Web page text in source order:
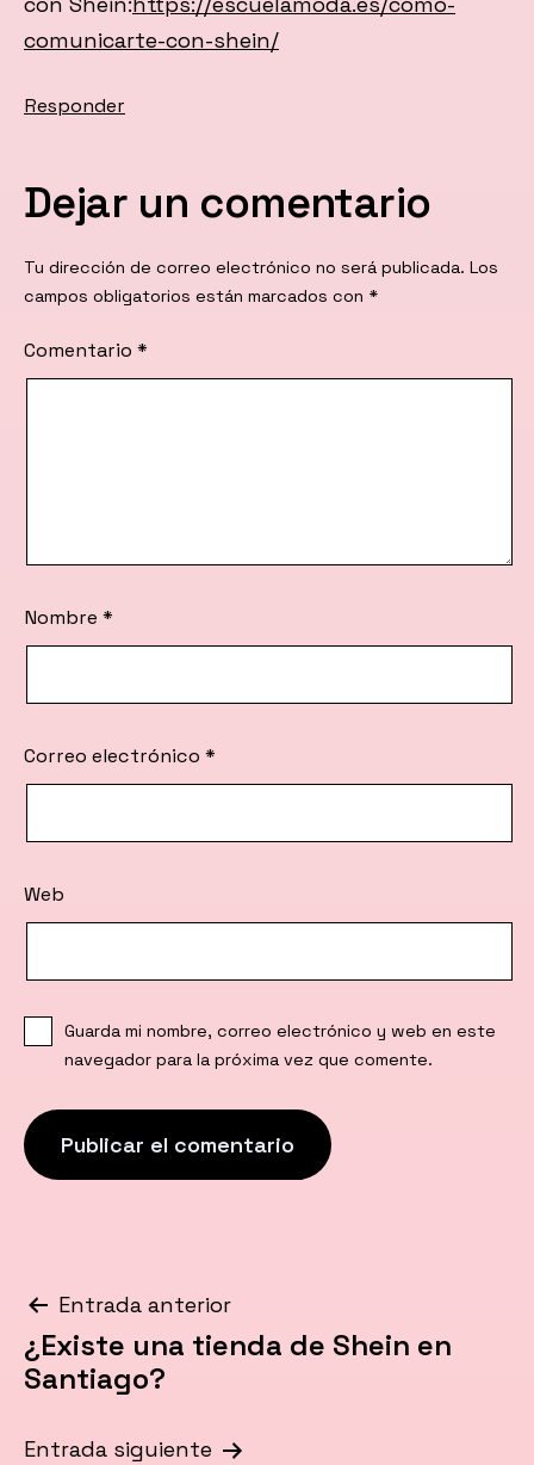
comunicarte-con-shein/
Responder
Dejar un comentario
Tu dirección de correo electrónico no será publicada. Los
campos obligatorios están marcados con *
Comentario *
Nombre *
Correo electrónico *
Web
Guarda mi nombre, correo electrónico y web en este
navegador para la próxima vez que comente.
Navegación
de
Entrada anterior
¿Existe una tienda de Shein en
Santiago?
Entrada siguiente